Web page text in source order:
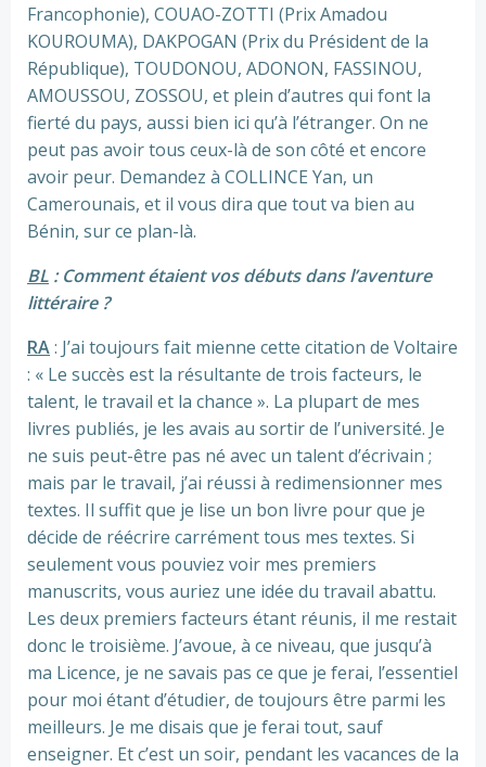
Francophonie), COUAO-ZOTTI (Prix Amadou
KOUROUMA), DAKPOGAN (Prix du Président de la
République), TOUDONOU, ADONON, FASSINOU,
AMOUSSOU, ZOSSOU, et plein d’autres qui font la
fierté du pays, aussi bien ici qu’à l’étranger. On ne
peut pas avoir tous ceux-là de son côté et encore
avoir peur. Demandez à COLLINCE Yan, un
Camerounais, et il vous dira que tout va bien au
Bénin, sur ce plan-là.
BL : Comment étaient vos débuts dans l’aventure
littéraire ?
RA: J’ai toujours fait mienne cette citation de Voltaire
: « Le succès est la résultante de trois facteurs, le
talent, le travail et la chance ». La plupart de mes
livres publiés, je les avais au sortir de l’université. Je
ne suis peut-être pas né avec un talent d’écrivain ;
mais par le travail, j’ai réussi à redimensionner mes
textes. Il suffit que je lise un bon livre pour que je
décide de réécrire carrément tous mes textes. Si
seulement vous pouviez voir mes premiers
manuscrits, vous auriez une idée du travail abattu.
Les deux premiers facteurs étant réunis, il me restait
donc le troisième. J’avoue, à ce niveau, que jusqu’à
ma Licence, je ne savais pas ce que je ferai, l’essentiel
pour moi étant d’étudier, de toujours être parmi les
meilleurs. Je me disais que je ferai tout, sauf
enseigner. Et c’est un soir, pendant les vacances de la